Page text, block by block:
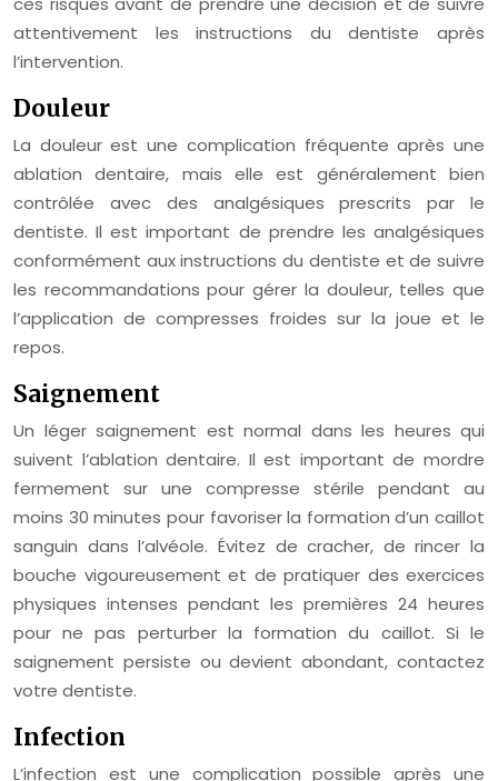
attentivement les instructions du dentiste après
l’intervention.
Douleur
La douleur est une complication fréquente après une
ablation dentaire, mais elle est généralement bien
contrôlée avec des analgésiques prescrits par le
dentiste. Il est important de prendre les analgésiques
conformément aux instructions du dentiste et de suivre
les recommandations pour gérer la douleur, telles que
l’application de compresses froides sur la joue et le
repos.
Saignement
Un léger saignement est normal dans les heures qui
suivent l’ablation dentaire. Il est important de mordre
fermement sur une compresse stérile pendant au
moins 30 minutes pour favoriser la formation d’un caillot
sanguin dans l’alvéole. Évitez de cracher, de rincer la
bouche vigoureusement et de pratiquer des exercices
physiques intenses pendant les premières 24 heures
pour ne pas perturber la formation du caillot. Si le
saignement persiste ou devient abondant, contactez
votre dentiste.
Infection
L’infection est une complication possible après une